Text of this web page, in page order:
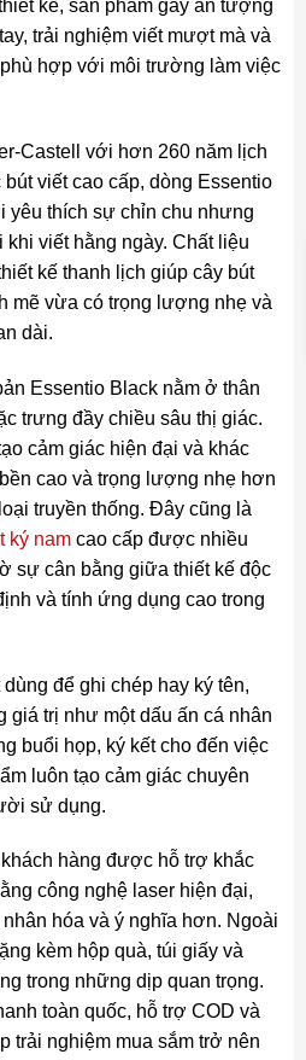
kế, sản phẩm gây ấn tượng
trải nghiệm viết mượt mà và
hợp với môi trường làm việc
Castell với hơn 260 năm lịch
viết cao cấp, dòng Essentio
thích sự chỉn chu nhưng
viết hằng ngày. Chất liệu
kế thanh lịch giúp cây bút
mẽ vừa có trọng lượng nhẹ và
dài.
Essentio Black nằm ở thân
trưng đầy chiều sâu thị giác.
cảm giác hiện đại và khác
cao và trọng lượng nhẹ hơn
truyền thống. Đây cũng là
ký namcao cấp được nhiều
sự cân bằng giữa thiết kế độc
và tính ứng dụng cao trong
để ghi chép hay ký tên,
giá trị như một dấu ấn cá nhân
buổi họp, ký kết cho đến việc
luôn tạo cảm giác chuyên
sử dụng.
hàng được hỗ trợ khắc
công nghệ laser hiện đại,
hóa và ý nghĩa hơn. Ngoài
kèm hộp quà, túi giấy và
trong những dịp quan trọng.
toàn quốc, hỗ trợ COD và
trải nghiệm mua sắm trở nên